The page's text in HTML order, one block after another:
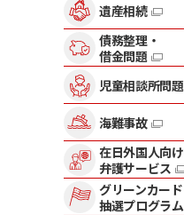
遺産相続
債務整理・
借金問題
児童相談所問題
海難事故
在日外国人向け
弁護サービス
グリーンカード
抽選プログラム